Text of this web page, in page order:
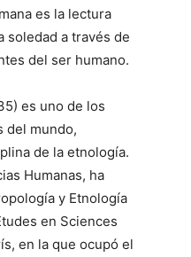
es la lectura
soledad a través de
del ser humano.
es uno de los
del mundo,
de la etnología.
Humanas, ha
y Etnología
en Sciences
en la que ocupó el